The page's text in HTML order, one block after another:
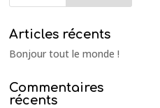
Articles récents
Bonjour tout le monde !
Commentaires
récents